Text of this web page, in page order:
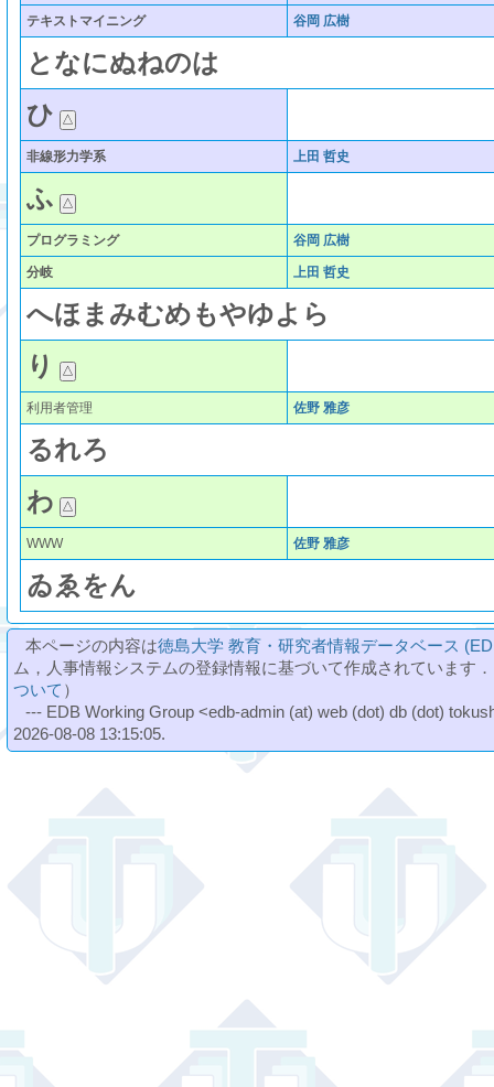
テキストマイニング 谷岡 広樹
と なにぬねのは
ひ
非線形力学系 上田 哲史
ふ
プログラミング 谷岡 広樹
分岐 上田 哲史
へほ ま みむめもやゆよ ら
り
利用者管理 佐野 雅彦
るれろ
わ
WWW 佐野 雅彦
ゐ ゑ をん
本ページの内容は徳島大学 教育・研究者情報データベース
ム，人事情報システムの登録情報に基づいて作成されています
ついて ）
--- EDB Working Group <edb-admin (at) web (dot) db (dot)
2026-08-08 13:15:05.